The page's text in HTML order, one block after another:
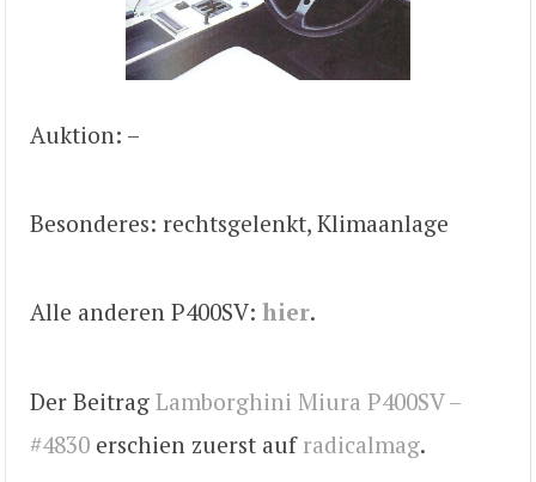
Auktion: –
Besonderes: rechtsgelenkt, Klimaanlage
Alle anderen P400SV: hier.
Der Beitrag Lamborghini Miura P400SV –
#4830 erschien zuerst auf radicalmag.